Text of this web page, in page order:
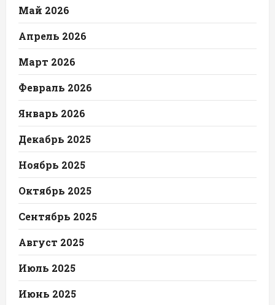
Май 2026
Апрель 2026
Март 2026
Февраль 2026
Январь 2026
Декабрь 2025
Ноябрь 2025
Октябрь 2025
Сентябрь 2025
Август 2025
Июль 2025
Июнь 2025